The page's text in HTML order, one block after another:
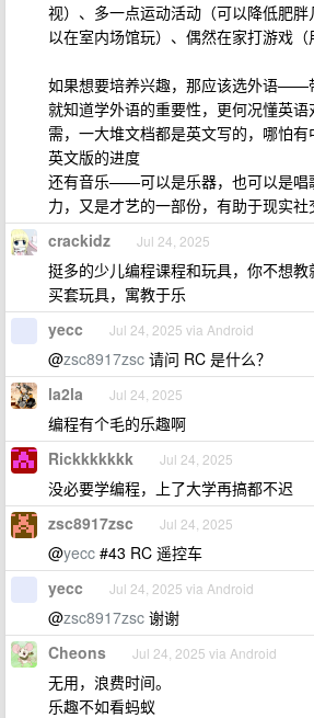
视）、多一点运动活动（可以降低肥
以在室内场馆玩）、偶然在家打游戏（
如果想要培养兴趣，那应该选外语——
就知道学外语的重要性，更何况懂英
需，一大堆文档都是英文写的，哪怕
英文版的进度
还有音乐——可以是乐器，也可以是唱
力，又是才艺的一部份，有助于现实社
crackidz Jul 24, 2025
挺多的少儿编程课程和玩具，你不想
买套玩具，寓教于乐
yecc Jul 24, 2025 via Android
@zsc8917zsc 请问 RC 是什么？
la2la Jul 24, 2025
编程有个毛的乐趣啊
Rickkkkkkk Jul 24, 2025
没必要学编程，上了大学再搞都不迟
zsc8917zsc Jul 24, 2025
@yecc #43 RC 遥控车
yecc Jul 24, 2025 via Android
@zsc8917zsc 谢谢
Cheons Jul 24, 2025 via Android
无用，浪费时间。
乐趣不如看蚂蚁